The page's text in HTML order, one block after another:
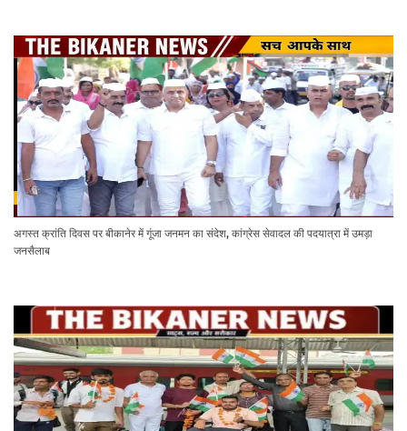
अगस्त क्रांति दिवस पर बीकानेर में गूंजा जनमन का संदेश, कांग्रेस सेवादल की पदयात्रा में उमड़ा
जनसैलाब